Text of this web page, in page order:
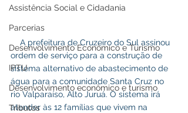
Assistência Social e Cidadania
Parcerias
Desenvolvimento Econômico e Turismo
IPTU
Desenvolvimento econômico e turismo
Tributos
ordem de serviço para a construção de
sistema alternativo de abastecimento de
água para a comunidade Santa Cruz no
rio Valparaíso, Alto Juruá. O sistema irá
atender às 12 famílias que vivem na